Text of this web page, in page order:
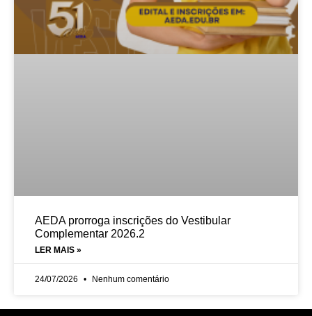
AEDA prorroga inscrições do Vestibular
Complementar 2026.2
LER MAIS »
24/07/2026 Nenhum comentário